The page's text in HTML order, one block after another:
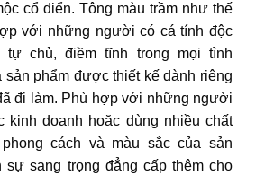
cổ điển. Tông màu trầm như thế
với những người có cá tính độc
tự chủ, điềm tĩnh trong mọi tình
sản phẩm được thiết kế dành riêng
đi làm. Phù hợp với những người
kinh doanh hoặc dùng nhiều chất
cách và màu sắc của sản
sự sang trọng đẳng cấp thêm cho